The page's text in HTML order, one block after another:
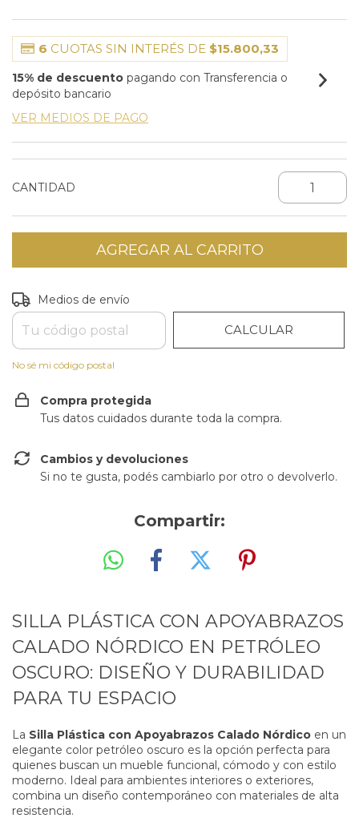
6 CUOTAS SIN INTERÉS DE $15.800,33
15% de descuento pagando con Transferencia o
depósito bancario
VER MEDIOS DE PAGO
CANTIDAD
Entregas para el CP:
Medios de envío
CALCULAR
No sé mi código postal
Compra protegida
Tus datos cuidados durante toda la compra.
Cambios y devoluciones
Si no te gusta, podés cambiarlo por otro o devolverlo.
Compartir:
SILLA PLÁSTICA CON APOYABRAZOS
CALADO NÓRDICO EN PETRÓLEO
OSCURO: DISEÑO Y DURABILIDAD
PARA TU ESPACIO
La Silla Plástica con Apoyabrazos Calado Nórdico en un
elegante color petróleo oscuro es la opción perfecta para
quienes buscan un mueble funcional, cómodo y con estilo
moderno. Ideal para ambientes interiores o exteriores,
combina un diseño contemporáneo con materiales de alta
resistencia.